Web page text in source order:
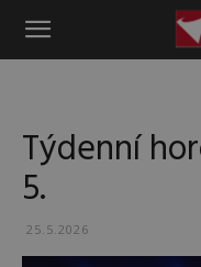
Instinkt
Týdenní
5.
25.5.2026